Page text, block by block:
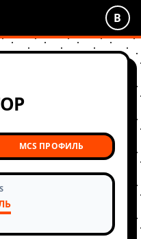
В
MCS ПРОФИЛЬ